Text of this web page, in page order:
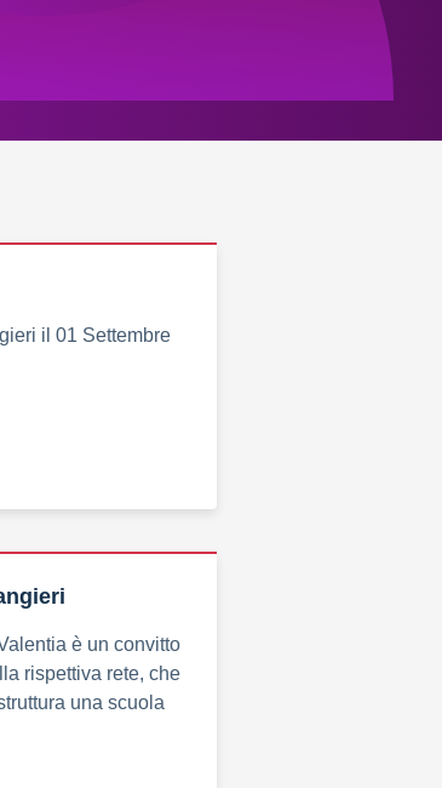
il 01 Settembre
è un convitto
rispettiva rete, che
una scuola